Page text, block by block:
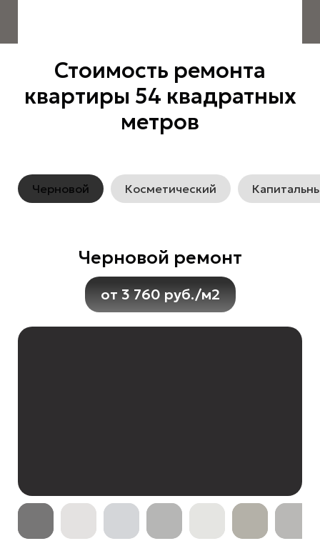
Стоимость ремонта
квартиры 54 квадратных
метров
Черновой Косметический
Черновой ремонт
от 3 760 руб./м2